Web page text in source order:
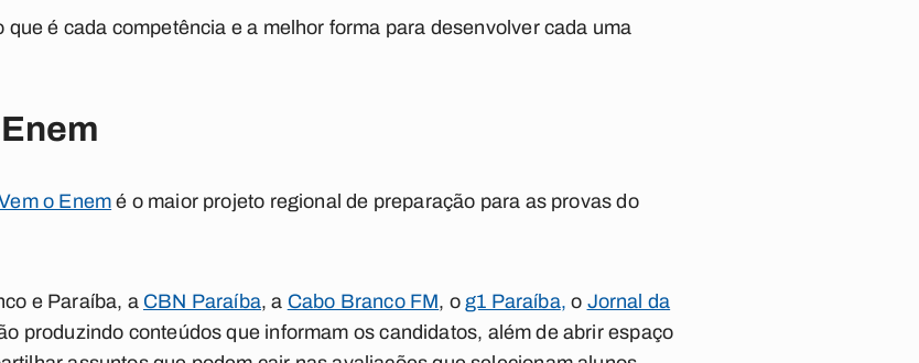
é cada competência e a melhor forma para desenvolver cada uma
o Enem é o maior projeto regional de preparação para as provas do
e Paraíba, a CBN Paraíba, a Cabo Branco FM, o g1 Paraíba, o Jornal da
produzindo conteúdos que informam os candidatos, além de abrir espaço